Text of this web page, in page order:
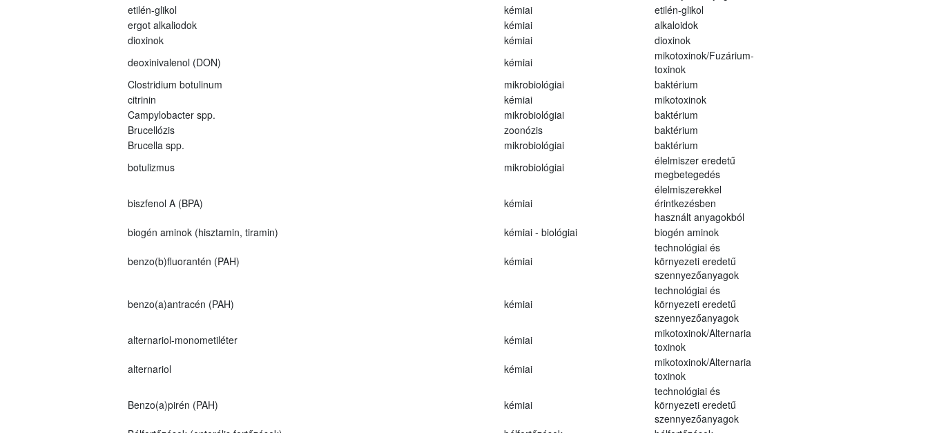
etilén-glikol
kémiai
etilén-glikol
ergot alkaliodok
kémiai
alkaloidok
dioxinok
kémiai
dioxinok
deoxinivalenol (DON)
kémiai
mikotoxinok/Fuzárium-
toxinok
Clostridium botulinum
mikrobiológiai
baktérium
citrinin
kémiai
mikotoxinok
Campylobacter spp.
mikrobiológiai
baktérium
Brucellózis
zoonózis
baktérium
Brucella spp.
mikrobiológiai
baktérium
botulizmus
mikrobiológiai
élelmiszer eredetű
megbetegedés
biszfenol A (BPA) kémiai
élelmiszerekkel
érintkezésben
használt anyagokból
biogén aminok (hisztamin, tiramin)
kémiai - biológiai biogén aminok
benzo(b)fluorantén (PAH) kémiai
technológiai és
környezeti eredetű
szennyezőanyagok
benzo(a)antracén (PAH) kémiai
technológiai és
környezeti eredetű
szennyezőanyagok
alternariol-monometiléter
kémiai
mikotoxinok/Alternaria
toxinok
alternariol
kémiai
mikotoxinok/Alternaria
toxinok
Benzo(a)pirén (PAH) kémiai
technológiai és
környezeti eredetű
szennyezőanyagok